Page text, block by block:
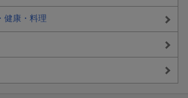
健康・料理